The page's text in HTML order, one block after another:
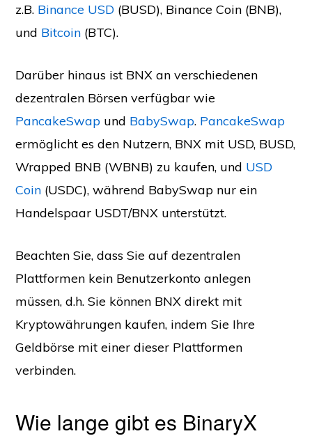
z.B. Binance USD (BUSD), Binance Coin (BNB),
und Bitcoin (BTC).
Darüber hinaus ist BNX an verschiedenen
dezentralen Börsen verfügbar wie
PancakeSwap und BabySwap. PancakeSwap
ermöglicht es den Nutzern, BNX mit USD, BUSD,
Wrapped BNB (WBNB) zu kaufen, und USD
Coin (USDC), während BabySwap nur ein
Handelspaar USDT/BNX unterstützt.
Beachten Sie, dass Sie auf dezentralen
Plattformen kein Benutzerkonto anlegen
müssen, d.h. Sie können BNX direkt mit
Kryptowährungen kaufen, indem Sie Ihre
Geldbörse mit einer dieser Plattformen
verbinden.
Wie lange gibt es BinaryX